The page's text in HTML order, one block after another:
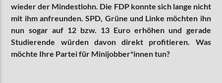
wieder der Mindestlohn. Die FDP konnte sich lange nicht
mit ihm anfreunden. SPD, Grüne und Linke möchten ihn
nun sogar auf 12 bzw. 13 Euro erhöhen und gerade
Studierende würden davon direkt profitieren. Was
möchte Ihre Partei für Minijobber*innen tun?